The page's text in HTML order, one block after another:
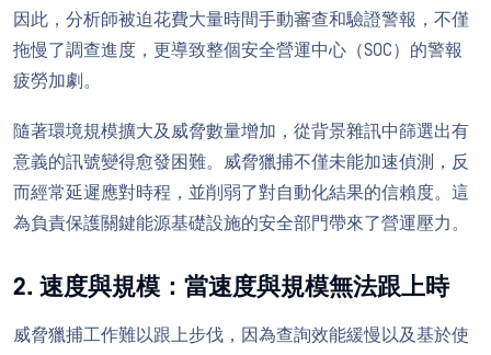
因此，分析師被迫花費大量時間手動審查和驗證警報，不僅
拖慢了調查進度，更導致整個安全營運中心（SOC）的警報
疲勞加劇。
隨著環境規模擴大及威脅數量增加，從背景雜訊中篩選出有
意義的訊號變得愈發困難。威脅獵捕不僅未能加速偵測，反
而經常延遲應對時程，並削弱了對自動化結果的信賴度。這
為負責保護關鍵能源基礎設施的安全部門帶來了營運壓力。
2. 速度與規模：當速度與規模無法跟上時
威脅獵捕工作難以跟上步伐，因為查詢效能緩慢以及基於使